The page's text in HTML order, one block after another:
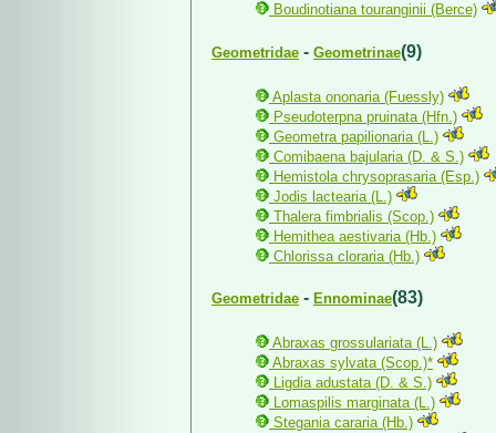
Boudinotiana touranginii (Berce)
Geometridae - Geometrinae(9)
Aplasta ononaria (Fuessly)
Pseudoterpna pruinata (Hfn.)
Geometra papilionaria (L.)
Comibaena bajularia (D. & S.)
Hemistola chrysoprasaria (Esp.)
Jodis lactearia (L.)
Thalera fimbrialis (Scop.)
Hemithea aestivaria (Hb.)
Chlorissa cloraria (Hb.)
Geometridae - Ennominae(83)
Abraxas grossulariata (L.)
Abraxas sylvata (Scop.)*
Ligdia adustata (D. & S.)
Lomaspilis marginata (L.)
Stegania cararia (Hb.)